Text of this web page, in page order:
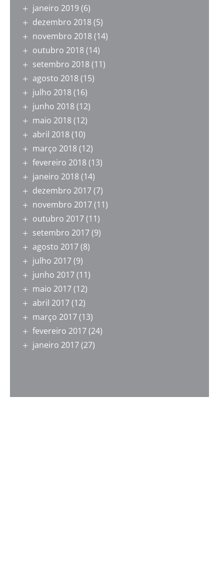
janeiro 2019(6)
dezembro 2018(5)
novembro 2018(14)
outubro 2018(14)
setembro 2018(11)
agosto 2018(15)
julho 2018(16)
junho 2018(12)
maio 2018(12)
abril 2018(10)
março 2018(12)
fevereiro 2018(13)
janeiro 2018(14)
dezembro 2017(7)
novembro 2017(11)
outubro 2017(11)
setembro 2017(9)
agosto 2017(8)
julho 2017(9)
junho 2017(11)
maio 2017(12)
abril 2017(12)
março 2017(13)
fevereiro 2017(24)
janeiro 2017(27)